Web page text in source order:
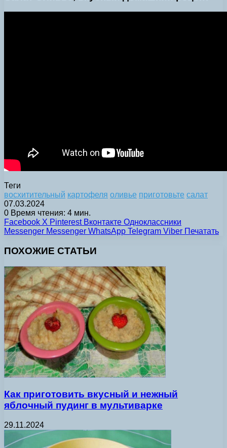
Теги
восхитительный картофеля оливье приготовьте салат
07.03.2024
0 Время чтения: 4 мин.
Facebook X Pinterest Вконтакте Одноклассники
Messenger Messenger WhatsApp Telegram Viber Печатать
ПОХОЖИЕ СТАТЬИ
Как приготовить вкусный и нежный
яблочный пудинг в мультиварке
29.11.2024